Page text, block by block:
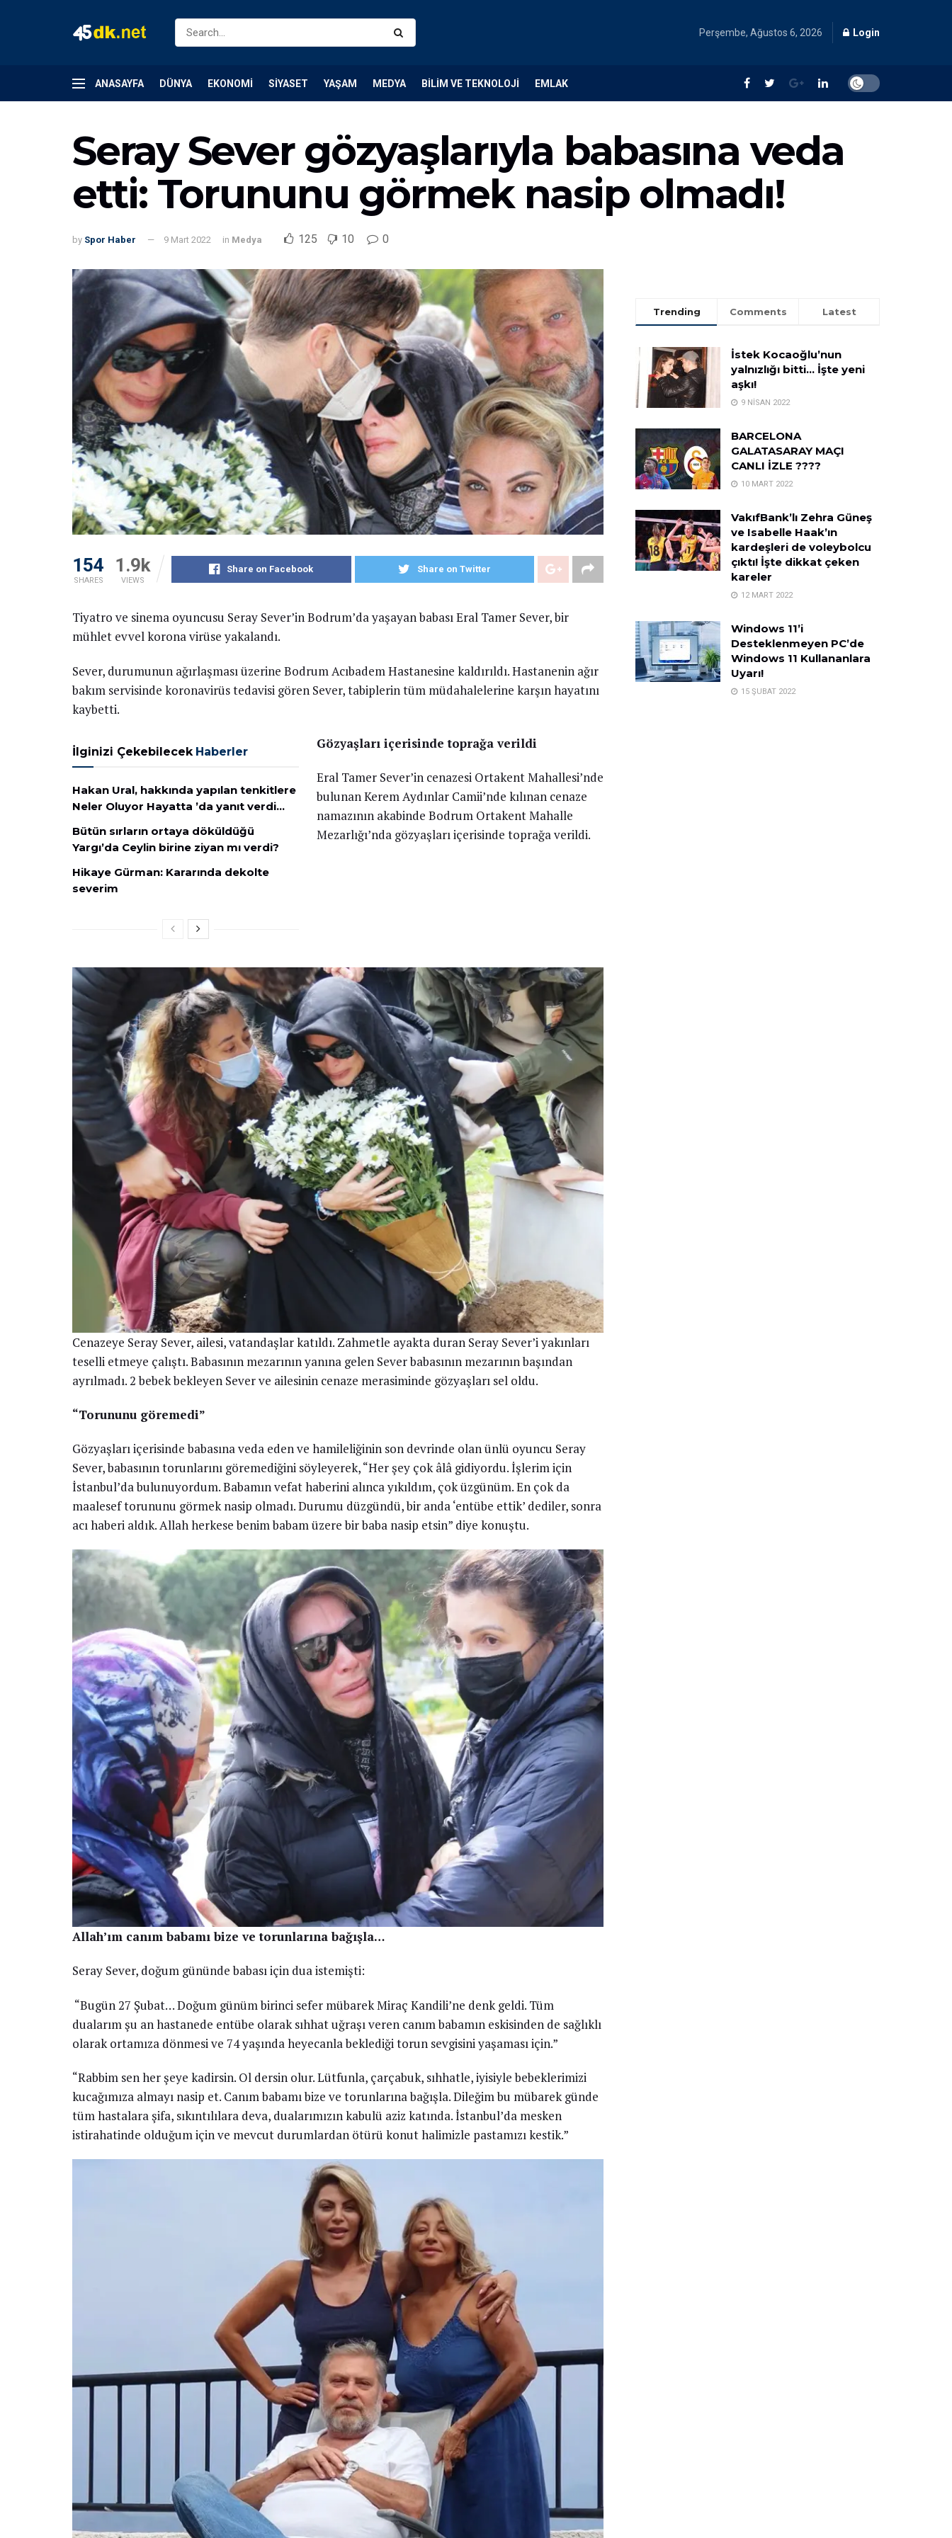
Perşembe, Ağustos 6, 2026 Login
ANASAYFA DÜNYA EKONOMI SIYASET YAŞAM MEDYA BILIM VE TEKNOLOJI EMLAK
Seray Sever gözyaşlarıyla babasına veda
etti: Torununu görmek nasip olmadı!
by Spor Haber 9 Mart 2022 in Medya 125 10 0
154
SHARES
1.9k
VIEWS
Share on Facebook Share on Twitter
Tiyatro ve sinema oyuncusu Seray Sever’in Bodrum’da yaşayan babası Eral Tamer Sever, bir
mühlet evvel korona virüse yakalandı.
Sever, durumunun ağırlaşması üzerine Bodrum Acıbadem Hastanesine kaldırıldı. Hastanenin ağır
bakım servisinde koronavirüs tedavisi gören Sever, tabiplerin tüm müdahalelerine karşın hayatını
kaybetti.
İlginizi Çekebilecek Haberler
Hakan Ural, hakkında yapılan tenkitlere
Neler Oluyor Hayatta ’da yanıt verdi…
Bütün sırların ortaya döküldüğü
Yargı’da Ceylin birine ziyan mı verdi?
Hikaye Gürman: Kararında dekolte
severim
Gözyaşları içerisinde toprağa verildi
Eral Tamer Sever’in cenazesi Ortakent Mahallesi’nde
bulunan Kerem Aydınlar Camii’nde kılınan cenaze
namazının akabinde Bodrum Ortakent Mahalle
Mezarlığı’nda gözyaşları içerisinde toprağa verildi.
Cenazeye Seray Sever, ailesi, vatandaşlar katıldı. Zahmetle ayakta duran Seray Sever’i yakınları
teselli etmeye çalıştı. Babasının mezarının yanına gelen Sever babasının mezarının başından
ayrılmadı. 2 bebek bekleyen Sever ve ailesinin cenaze merasiminde gözyaşları sel oldu.
“Torununu göremedi”
Gözyaşları içerisinde babasına veda eden ve hamileliğinin son devrinde olan ünlü oyuncu Seray
Sever, babasının torunlarını göremediğini söyleyerek, “Her şey çok âlâ gidiyordu. İşlerim için
İstanbul’da bulunuyordum. Babamın vefat haberini alınca yıkıldım, çok üzgünüm. En çok da
maalesef torununu görmek nasip olmadı. Durumu düzgündü, bir anda ‘entübe ettik’ dediler, sonra
acı haberi aldık. Allah herkese benim babam üzere bir baba nasip etsin” diye konuştu.
Allah’ım canım babamı bize ve torunlarına bağışla…
Seray Sever, doğum gününde babası için dua istemişti:
“Bugün 27 Şubat… Doğum günüm birinci sefer mübarek Miraç Kandili’ne denk geldi. Tüm
dualarım şu an hastanede entübe olarak sıhhat uğraşı veren canım babamın eskisinden de sağlıklı
olarak ortamıza dönmesi ve 74 yaşında heyecanla beklediği torun sevgisini yaşaması için.”
“Rabbim sen her şeye kadirsin. Ol dersin olur. Lütfunla, çarçabuk, sıhhatle, iyisiyle bebeklerimizi
kucağımıza almayı nasip et. Canım babamı bize ve torunlarına bağışla. Dileğim bu mübarek günde
tüm hastalara şifa, sıkıntılılara deva, dualarımızın kabulü aziz katında. İstanbul’da mesken
istirahatinde olduğum için ve mevcut durumlardan ötürü konut halimizle pastamızı kestik.”
Trending Comments Latest
İstek Kocaoğlu’nun
yalnızlığı bitti… İşte yeni
aşkı!
9 NISAN 2022
BARCELONA
GALATASARAY MAÇI
CANLI İZLE ????
10 MART 2022
VakıfBank’lı Zehra Güneş
ve Isabelle Haak’ın
kardeşleri de voleybolcu
çıktı! İşte dikkat çeken
kareler
12 MART 2022
Windows 11’i
Desteklenmeyen PC’de
Windows 11 Kullananlara
Uyarı!
15 ŞUBAT 2022